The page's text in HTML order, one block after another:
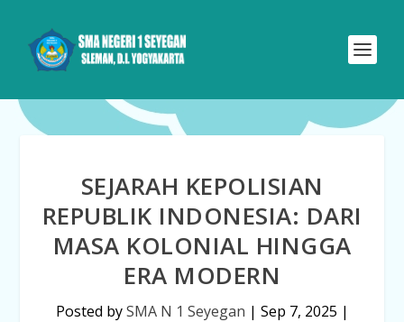
SEJARAH KEPOLISIAN
REPUBLIK INDONESIA: DARI
MASA KOLONIAL HINGGA
ERA MODERN
Posted bySMA N 1 Seyegan | Sep 7, 2025 |